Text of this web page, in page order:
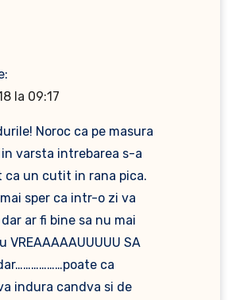
la 09:17
Noroc ca pe masura
varsta intrebarea s-a
ca un cutit in rana pica.
sper ca intr-o zi va
dar ar fi bine sa nu mai
VREAAAAAUUUUU SA
ca
indura candva si de